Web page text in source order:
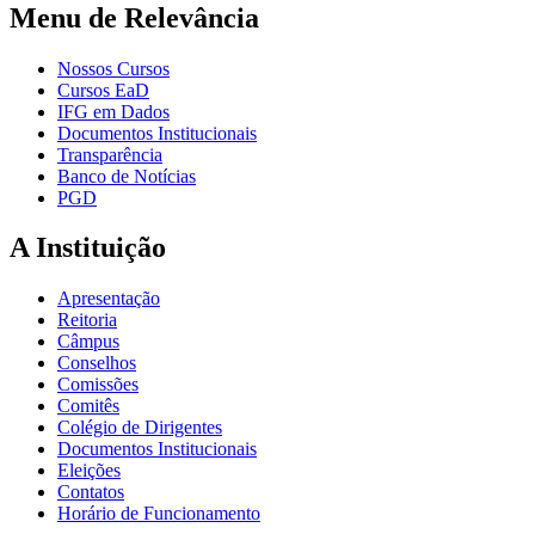
Menu de Relevância
Nossos Cursos
Cursos EaD
IFG em Dados
Documentos Institucionais
Transparência
Banco de Notícias
PGD
A Instituição
Apresentação
Reitoria
Câmpus
Conselhos
Comissões
Comitês
Colégio de Dirigentes
Documentos Institucionais
Eleições
Contatos
Horário de Funcionamento